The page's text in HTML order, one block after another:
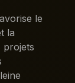
le
la
projets